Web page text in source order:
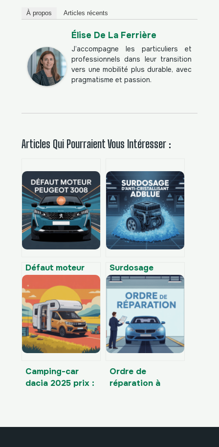
À propos Articles récents
Élise De La Ferrière
J’accompagne les particuliers et
professionnels dans leur transition
vers une mobilité plus durable, avec
pragmatisme et passion.
Articles Qui Pourraient Vous Intéresser :
Défaut moteur
solutions et
démarches à
suivre
Surdosage
d’anti-
cristallisant
adblue : risques,
symptômes et
solutions
Camping-car
dacia 2025 prix :
Ordre de
réparation à
à respecter